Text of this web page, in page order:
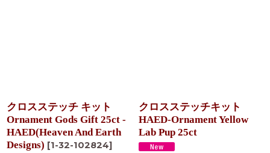
クロスステッチ キット
Ornament Gods Gift 25ct -
HAED(Heaven And Earth
Designs) [1-32-102824]
クロスステッチキット
HAED-Ornament Yellow
Lab Pup 25ct